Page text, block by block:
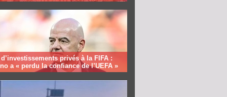
privés à la FIFA :
a « perdu la confiance de l’UEFA »